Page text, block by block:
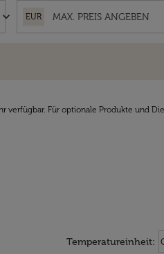
keyboard_arrow_down EUR
Für optionale Produkte und
Temperatureinheit: